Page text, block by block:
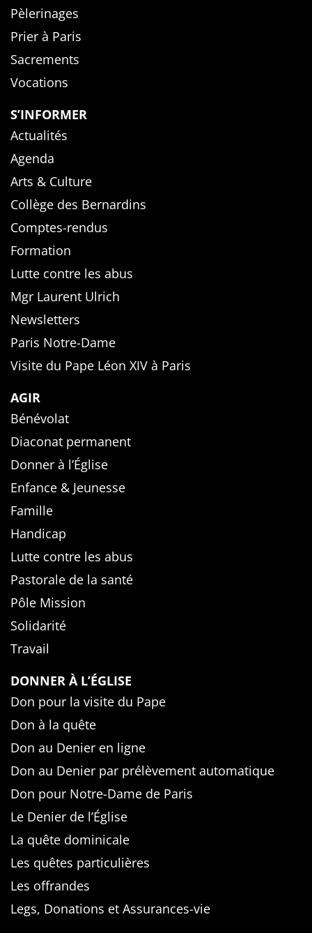
Pèlerinages
Prier à Paris
Sacrements
Vocations
S’INFORMER
Actualités
Agenda
Arts & Culture
Collège des Bernardins
Comptes-rendus
Formation
Lutte contre les abus
Mgr Laurent Ulrich
Newsletters
Paris Notre-Dame
Visite du Pape Léon XIV à Paris
AGIR
Bénévolat
Diaconat permanent
Donner à l’Église
Enfance & Jeunesse
Famille
Handicap
Lutte contre les abus
Pastorale de la santé
Pôle Mission
Solidarité
Travail
DONNER À L’ÉGLISE
Don pour la visite du Pape
Don à la quête
Don au Denier en ligne
Don au Denier par prélèvement automatique
Don pour Notre-Dame de Paris
Le Denier de l’Église
La quête dominicale
Les quêtes particulières
Les offrandes
Legs, Donations et Assurances-vie